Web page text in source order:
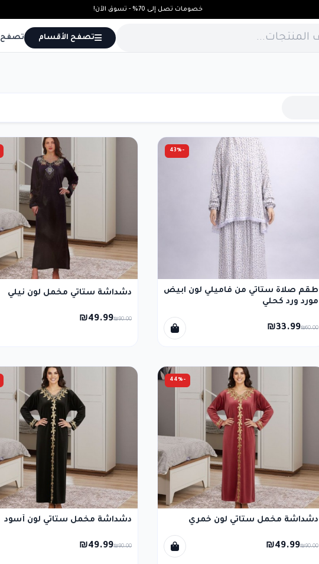
خصومات تصل إلى 70% - تسوق الآن!
تصفح الأقسام تصفح
-43%
طقم صلاة ستاتي من فاميلي لون ابيض
مورد ورد كحلي
₪33.99₪60.00
دشداشة ستاتي مخمل لون نيلي
₪49.99₪90.00
-44%
دشداشة مخمل ستاتي لون خمري
₪49.99₪90.00
دشداشة مخمل ستاتي لون أسود
₪49.99₪90.00